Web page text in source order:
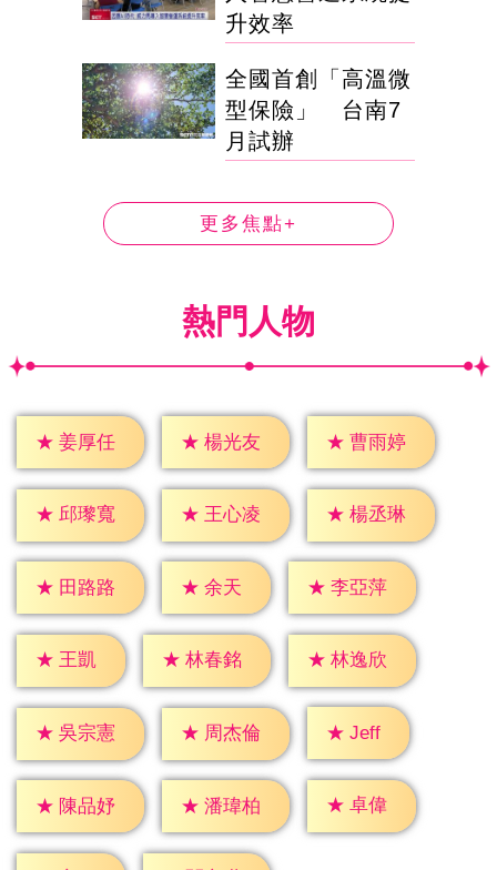
升效率
全國首創「高溫微
型保險」 台南7
月試辦
更多焦點+
熱門人物
★ 姜厚任 ★ 楊光友 ★ 曹雨婷
★ 邱瓈寬 ★ 王心凌 ★ 楊丞琳
★ 田路路 ★ 余天 ★ 李亞萍
★ 王凱 ★ 林春銘 ★ 林逸欣
★ 吳宗憲 ★ 周杰倫 ★ Jeff
★ 陳品妤 ★ 潘瑋柏 ★ 卓偉